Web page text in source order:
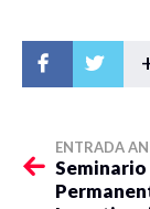
ENTRADA
Seminario